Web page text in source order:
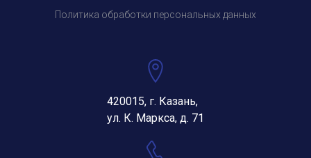
Политика обработки персональных данных
420015, г. Казань,
ул. К. Маркса, д. 71